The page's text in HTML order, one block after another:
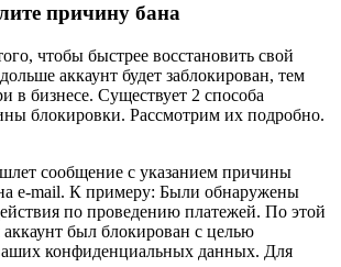
причину бана
чтобы быстрее восстановить свой
аккаунт будет заблокирован, тем
в бизнесе. Существует 2 способа
блокировки. Рассмотрим их подробно.
сообщение с указанием причины
e-mail. К примеру: Были обнаружены
по проведению платежей. По этой
был блокирован с целью
конфиденциальных данных. Для